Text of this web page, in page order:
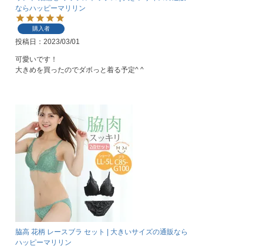
ならハッピーマリリン
購入者
投稿日 2023/03/01
可愛いです！
大きめを買ったのでダボっと着る予定^ ^
脇高 花柄 レースブラ セット | 大きいサイズの通販なら
ハッピーマリリン